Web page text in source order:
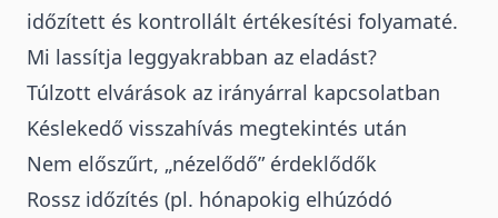
időzített és kontrollált értékesítési folyamaté.
Mi lassítja leggyakrabban az eladást?
Túlzott elvárások az irányárral kapcsolatban
Késlekedő visszahívás megtekintés után
Nem előszűrt, „nézelődő” érdeklődők
Rossz időzítés (pl. hónapokig elhúzódó